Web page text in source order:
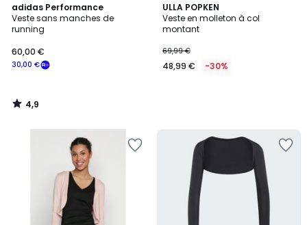
adidas Performance
Veste sans manches de
running
30,00 €
60,00 €
4,9
/ 5
4,9
/
ULLA POPKEN
Veste en molleton à col
montant
69,99 €
48,99 € -30%